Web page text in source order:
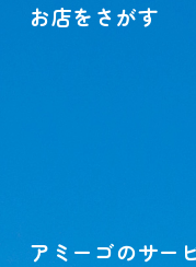
お店をさがす
アミーゴのサー